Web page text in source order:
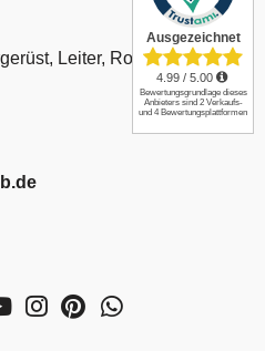
Leiter, Rollrüstung